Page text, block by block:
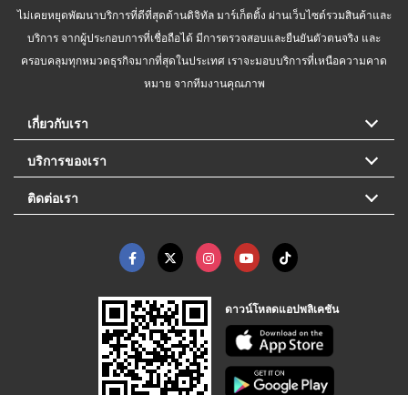
ไม่เคยหยุดพัฒนาบริการที่ดีที่สุดด้านดิจิทัล มาร์เก็ตติ้ง ผ่านเว็บไซต์รวมสินค้าและ
บริการ จากผู้ประกอบการที่เชื่อถือได้ มีการตรวจสอบและยืนยันตัวตนจริง และ
ครอบคลุมทุกหมวดธุรกิจมากที่สุดในประเทศ เราจะมอบบริการที่เหนือความคาด
หมาย จากทีมงานคุณภาพ
เกี่ยวกับเรา
บริการของเรา
ติดต่อเรา
ดาวน์โหลดแอปพลิเคชัน